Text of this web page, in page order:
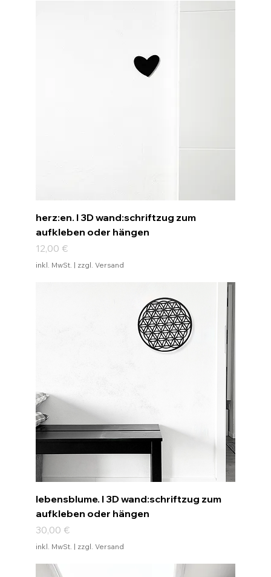
herz:en. I 3D wand:schriftzug zum
aufkleben oder hängen
Preis
12,00 €
inkl. MwSt. | zzgl. Versand
lebensblume. I 3D wand:schriftzug zum
aufkleben oder hängen
Preis
30,00 €
inkl. MwSt. | zzgl. Versand